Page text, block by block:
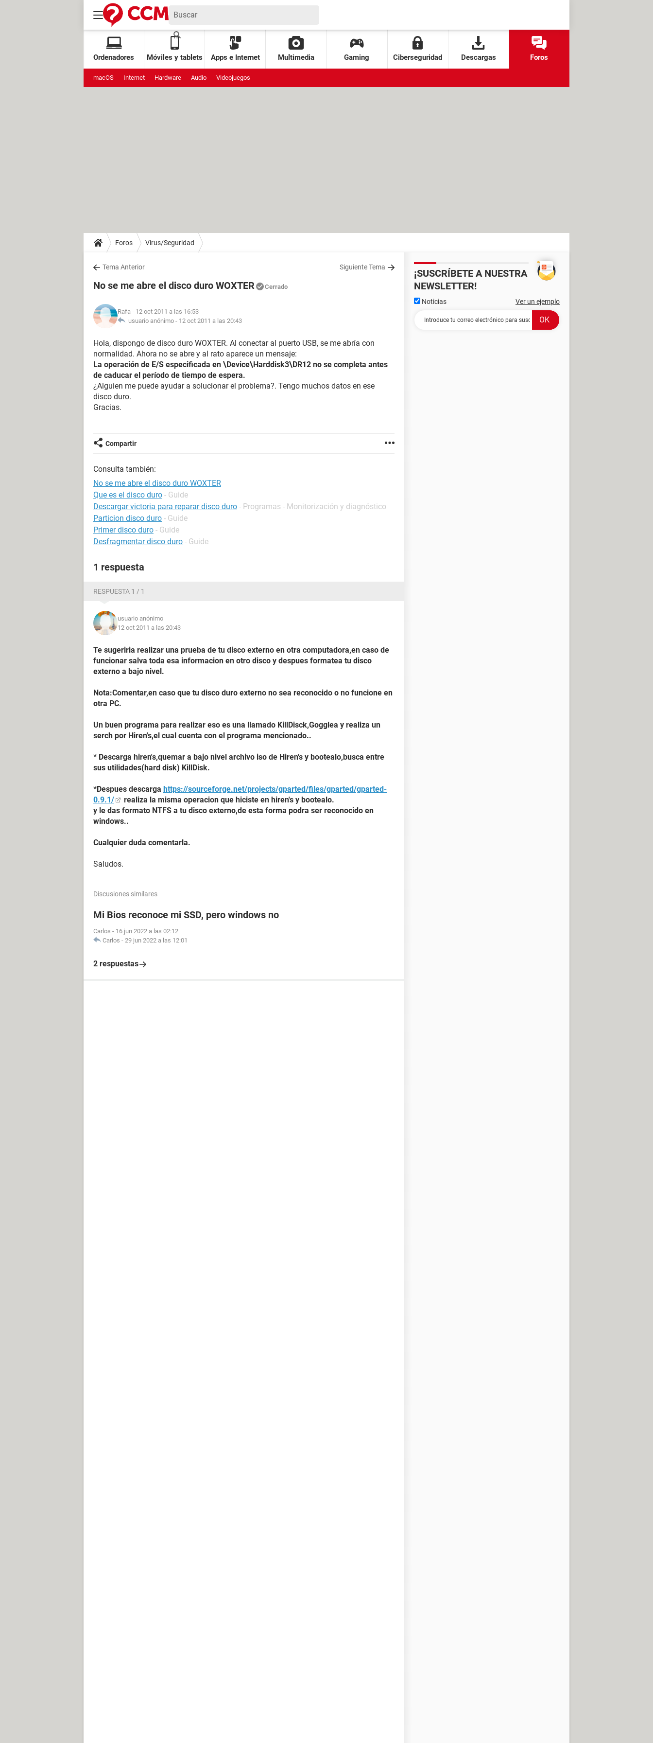
Ordenadores Móviles y tablets Apps e Internet Multimedia Gaming Ciberseguridad Descargas Foros
macOS Internet Hardware Audio Videojuegos
Foros Virus/Seguridad
Tema Anterior Siguiente Tema
No se me abre el disco duro WOXTER Cerrado
Rafa - 12 oct 2011 a las 16:53
usuario anónimo - 12 oct 2011 a las 20:43
Hola, dispongo de disco duro WOXTER. Al conectar al puerto USB, se me abría con
normalidad. Ahora no se abre y al rato aparece un mensaje:
La operación de E/S especificada en \Device\Harddisk3\DR12 no se completa antes
de caducar el período de tiempo de espera.
¿Alguien me puede ayudar a solucionar el problema?. Tengo muchos datos en ese
disco duro.
Gracias.
Compartir
Consulta también:
No se me abre el disco duro WOXTER
Que es el disco duro - Guide
Descargar victoria para reparar disco duro - Programas - Monitorización y diagnóstico
Particion disco duro - Guide
Primer disco duro - Guide
Desfragmentar disco duro - Guide
1 respuesta
RESPUESTA 1 / 1
usuario anónimo
12 oct 2011 a las 20:43
Te sugeriria realizar una prueba de tu disco externo en otra computadora,en caso de
funcionar salva toda esa informacion en otro disco y despues formatea tu disco
externo a bajo nivel.
Nota:Comentar,en caso que tu disco duro externo no sea reconocido o no funcione en
otra PC.
Un buen programa para realizar eso es una llamado KillDisck,Gogglea y realiza un
serch por Hiren's,el cual cuenta con el programa mencionado..
* Descarga hiren's,quemar a bajo nivel archivo iso de Hiren's y bootealo,busca entre
sus utilidades(hard disk) KillDisk.
*Despues descarga https://sourceforge.net/projects/gparted/files/gparted/gparted-
0.9.1/
realiza la misma operacion que hiciste en hiren's y bootealo.
y le das formato NTFS a tu disco externo,de esta forma podra ser reconocido en
windows..
Cualquier duda comentarla.
Saludos.
Discusiones similares
Mi Bios reconoce mi SSD, pero windows no
Carlos - 16 jun 2022 a las 02:12
Carlos - 29 jun 2022 a las 12:01
2 respuestas
¡SUSCRÍBETE A NUESTRA
NEWSLETTER!
Noticias Ver un ejemplo